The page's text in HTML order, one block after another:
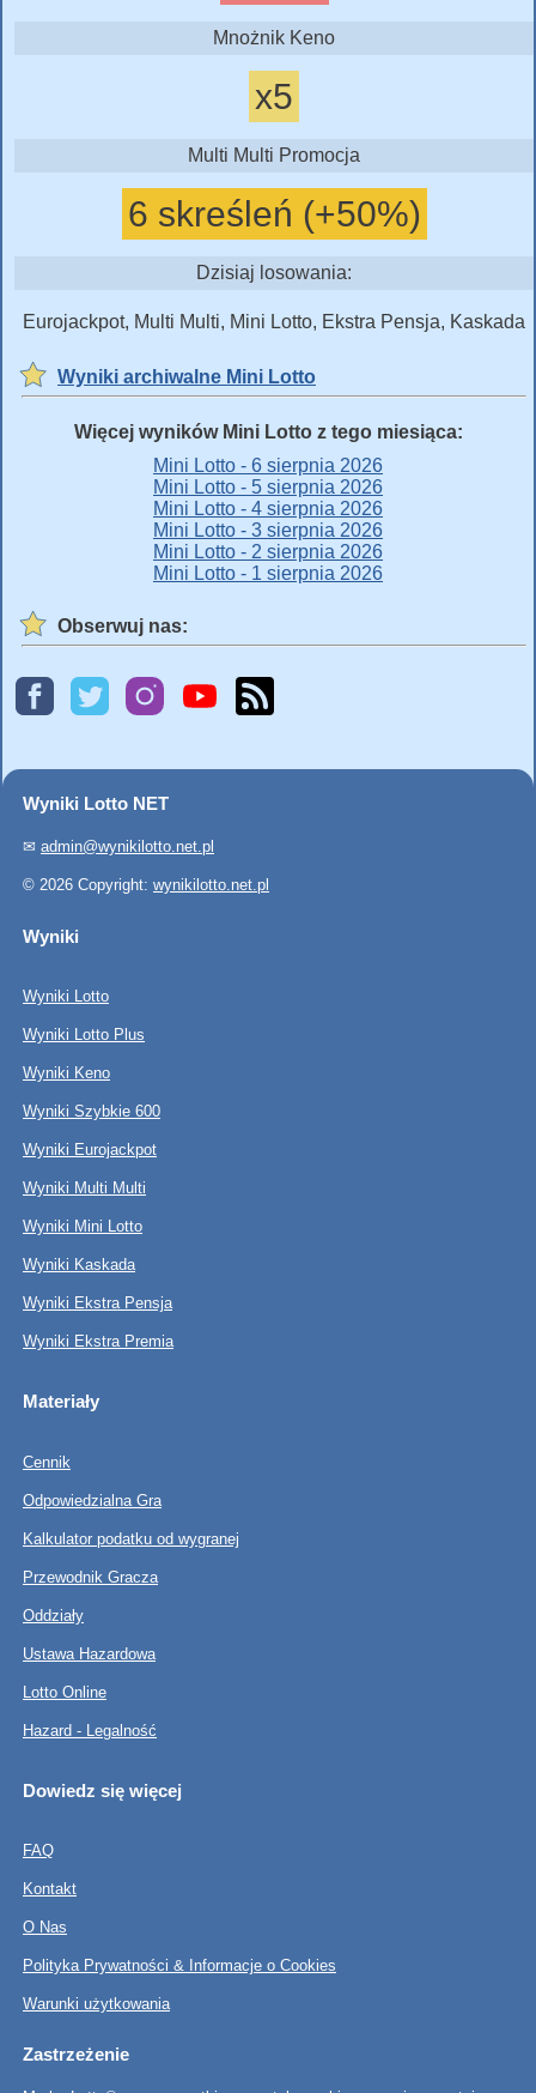
Mnożnik Keno
x5
Multi Multi Promocja
6 skreśleń (+50%)
Dzisiaj losowania:
Eurojackpot, Multi Multi, Mini Lotto, Ekstra Pensja, Kaskada
Wyniki archiwalne Mini Lotto
Więcej wyników Mini Lotto z tego miesiąca:
Mini Lotto - 6 sierpnia 2026
Mini Lotto - 5 sierpnia 2026
Mini Lotto - 4 sierpnia 2026
Mini Lotto - 3 sierpnia 2026
Mini Lotto - 2 sierpnia 2026
Mini Lotto - 1 sierpnia 2026
Obserwuj nas:
Wyniki Lotto NET
✉ admin@wynikilotto.net.pl
© 2026 Copyright: wynikilotto.net.pl
Wyniki
Wyniki Lotto
Wyniki Lotto Plus
Wyniki Keno
Wyniki Szybkie 600
Wyniki Eurojackpot
Wyniki Multi Multi
Wyniki Mini Lotto
Wyniki Kaskada
Wyniki Ekstra Pensja
Wyniki Ekstra Premia
Materiały
Cennik
Odpowiedzialna Gra
Kalkulator podatku od wygranej
Przewodnik Gracza
Oddziały
Ustawa Hazardowa
Lotto Online
Hazard - Legalność
Dowiedz się więcej
FAQ
Kontakt
O Nas
Polityka Prywatności & Informacje o Cookies
Warunki użytkowania
Zastrzeżenie